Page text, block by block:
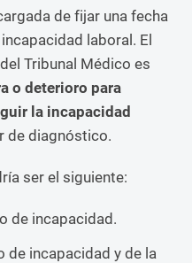
de fijar una fecha
laboral. El
Tribunal Médico es
o deterioro para
la incapacidad
de diagnóstico.
ser el siguiente:
de incapacidad.
de incapacidad y de la